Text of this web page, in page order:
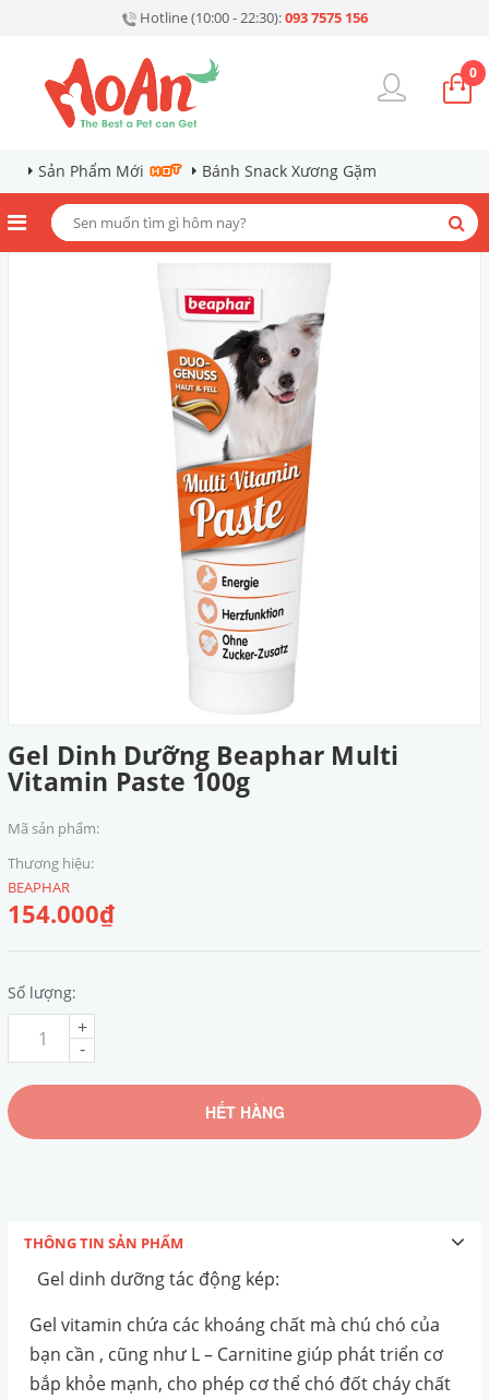
Hotline (10:00 - 22:30):093 7575 156
0
Sản Phẩm Mới Bánh Snack Xương Gặm
Gel Dinh Dưỡng Beaphar Multi
Vitamin Paste 100g
Mã sản phẩm:
Thương hiệu:
BEAPHAR
154.000₫
Số lượng:
-
+
HẾT HÀNG
THÔNG TIN SẢN PHẨM
Gel dinh dưỡng tác động kép:
Gel vitamin chứa các khoáng chất mà chú chó của
bạn cần , cũng như L – Carnitine giúp phát triển cơ
bắp khỏe mạnh, cho phép cơ thể chó đốt cháy chất